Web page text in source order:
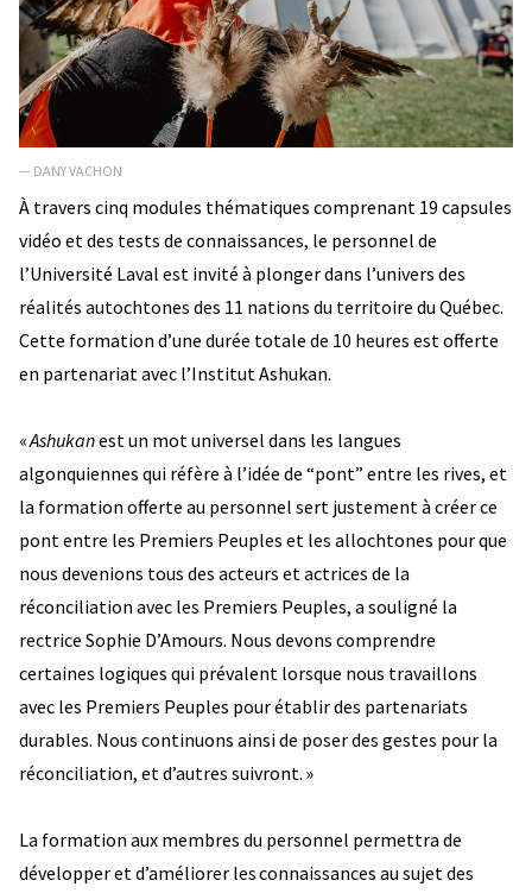
— DANY VACHON
À travers cinq modules thématiques comprenant 19 capsules
vidéo et des tests de connaissances, le personnel de
l’Université Laval est invité à plonger dans l’univers des
réalités autochtones des 11 nations du territoire du Québec.
Cette formation d’une durée totale de 10 heures est offerte
en partenariat avec l’Institut Ashukan.
«Ashukanest un mot universel dans les langues
algonquiennes qui réfère à l’idée de “pont” entre les rives, et
la formation offerte au personnel sert justement à créer ce
pont entre les Premiers Peuples et les allochtones pour que
nous devenions tous des acteurs et actrices de la
réconciliation avec les Premiers Peuples, a souligné la
rectrice Sophie D’Amours. Nous devons comprendre
certaines logiques qui prévalent lorsque nous travaillons
avec les Premiers Peuples pour établir des partenariats
durables. Nous continuons ainsi de poser des gestes pour la
réconciliation, et d’autres suivront. »
La formation aux membres du personnel permettra de
développer et d’améliorer les connaissances au sujet des